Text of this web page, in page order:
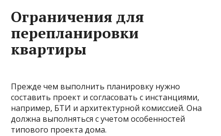
Ограничения для
перепланировки
квартиры
Прежде чем выполнить планировку нужно
составить проект и согласовать с инстанциями,
например, БТИ и архитектурной комиссией. Она
должна выполняться с учетом особенностей
типового проекта дома.